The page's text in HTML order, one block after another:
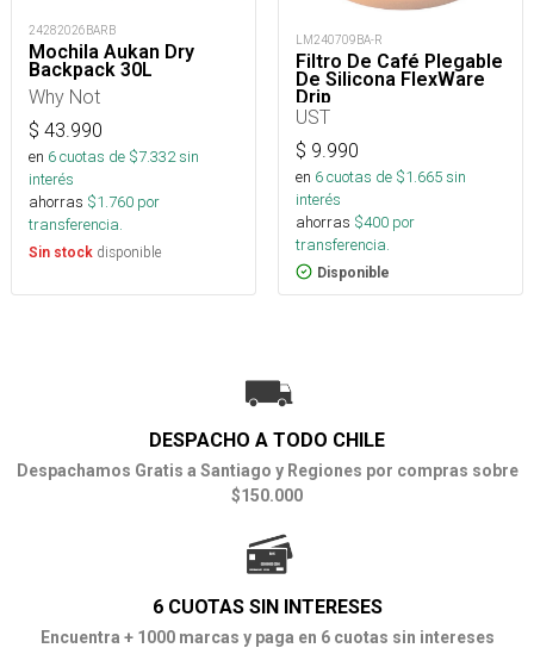
24282026BARB
Mochila Aukan Dry
Backpack 30L
Why Not
$ 43.990
en 6cuotas de $7.332sin
interés
ahorras $1.760 por
transferencia.
Sin stock disponible
LM240709BA-R
Filtro De Café Plegable
De Silicona FlexWare
Drip
UST
$ 9.990
en 6cuotas de $1.665sin
interés
ahorras $400 por
transferencia.
Disponible
DESPACHO A TODO CHILE
Despachamos Gratis a Santiago y Regiones por compras sobre
$150.000
6 CUOTAS SIN INTERESES
Encuentra + 1000 marcas y paga en 6 cuotas sin intereses